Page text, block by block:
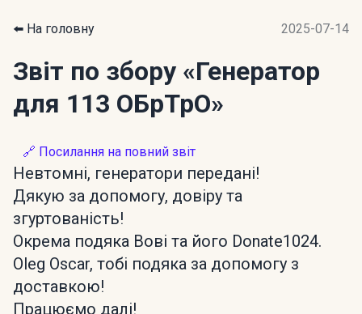
⬅️ На головну 2025-07-14
Звіт по збору «Генератор
для 113 ОБрТрО»
🔗 Посилання на повний звіт
Невтомні, генератори передані!
Дякую за допомогу, довіру та
згуртованість!
Окрема подяка Вові та його Donate1024.
Oleg Oscar, тобі подяка за допомогу з
доставкою!
Працюємо далі!